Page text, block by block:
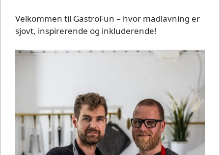
Velkommen til GastroFun – hvor madlavning er
sjovt, inspirerende og inkluderende!